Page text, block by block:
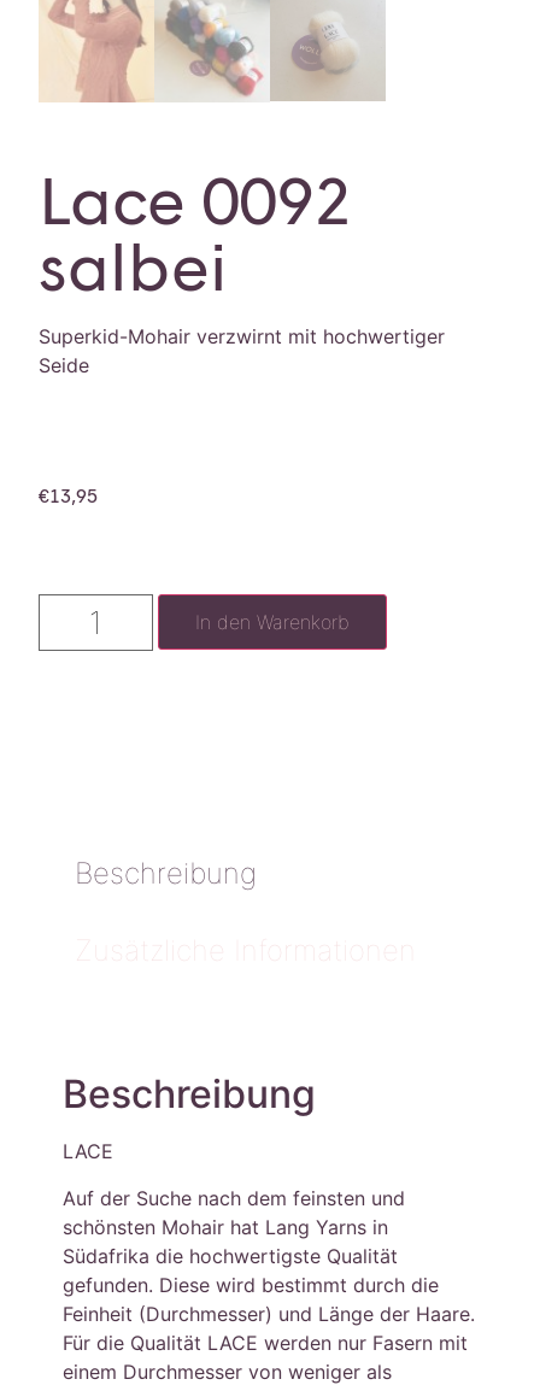
Lace 0092
salbei
Superkid-Mohair verzwirnt mit hochwertiger
Seide
€13,95
In den Warenkorb
Beschreibung
Zusätzliche Informationen
Beschreibung
LACE
Auf der Suche nach dem feinsten und
schönsten Mohair hat Lang Yarns in
Südafrika die hochwertigste Qualität
gefunden. Diese wird bestimmt durch die
Feinheit (Durchmesser) und Länge der Haare.
Für die Qualität LACE werden nur Fasern mit
einem Durchmesser von weniger als